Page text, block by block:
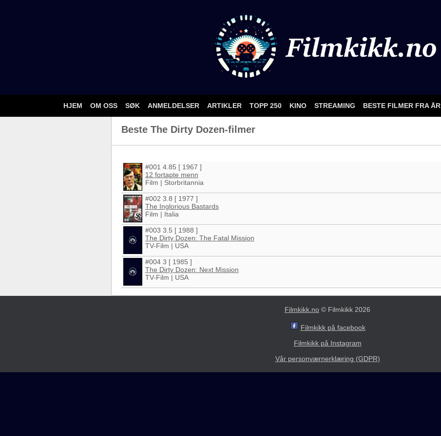
HJEM OM OSS SØK ANMELDELSER ARTIKLER TOPP 250 KINO STREAMING BESTE FILMER FRA ÅR
Beste The Dirty Dozen-filmer
#001 4.85 [ 1967 ]
12 fortapte menn
Film | Storbritannia
#002 3.8 [ 1977 ]
The Inglorious Bastards
Film | Italia
#003 3.5 [ 1988 ]
The Dirty Dozen: The Fatal Mission
TV-Film | USA
#004 3 [ 1985 ]
The Dirty Dozen: Next Mission
TV-Film | USA
Filmkikk.no © Filmkikk 2026
Filmkikk på facebook
Filmkikk på Instagram
Vår personværnerklæring (GDPR)